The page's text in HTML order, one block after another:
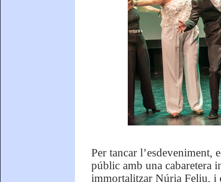
Per tancar l’esdeveniment,
públic amb una cabaretera
immortalitzar Núria Feliu, i